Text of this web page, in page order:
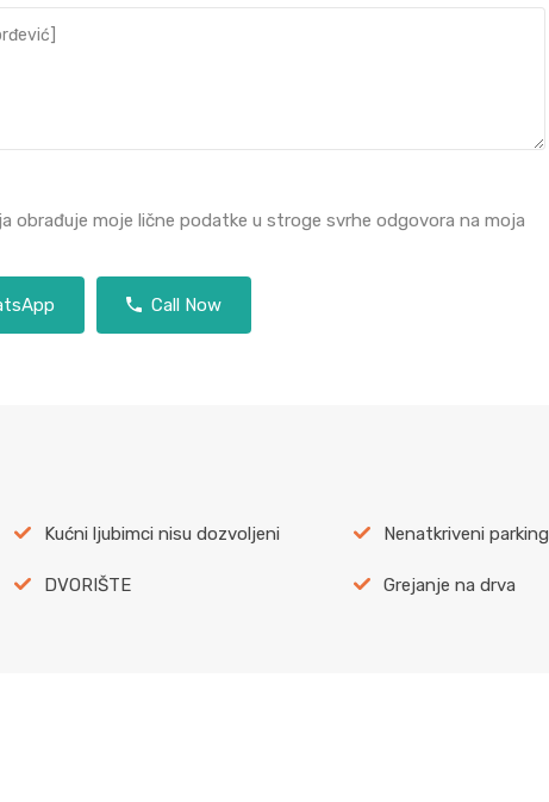
obrađuje moje lične podatke u stroge svrhe odgovora na moja
Call Now
Kućni ljubimci nisu dozvoljeni Nenatkriveni parking
DVORIŠTE Grejanje na drva